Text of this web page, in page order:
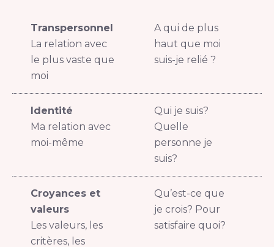
Transpersonnel
La relation avec
le plus vaste que
moi
A qui de plus
haut que moi
suis-je relié ?
Identité
Ma relation avec
moi-même
Qui je suis?
Quelle
personne je
suis?
Croyances et
valeurs
Les valeurs, les
critères, les
Qu’est-ce que
je crois? Pour
satisfaire quoi?